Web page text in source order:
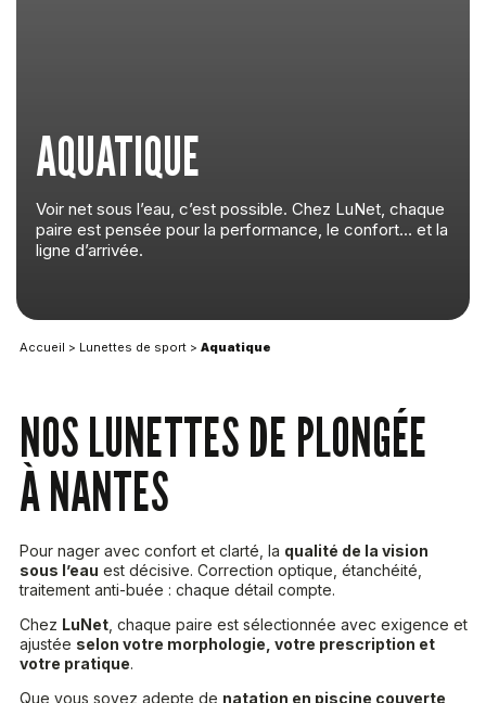
AQUATIQUE
Voir net sous l’eau, c’est possible. Chez LuNet, chaque
paire est pensée pour la performance, le confort… et la
ligne d’arrivée.
Accueil > Lunettes de sport> Aquatique
NOS LUNETTES DE PLONGÉE
À NANTES
Pour nager avec confort et clarté, la qualité de la vision
sous l’eau est décisive. Correction optique, étanchéité,
traitement anti-buée : chaque détail compte.
Chez LuNet, chaque paire est sélectionnée avec exigence et
ajustée selon votre morphologie, votre prescription et
votre pratique.
Que vous soyez adepte de natation en piscine couverte